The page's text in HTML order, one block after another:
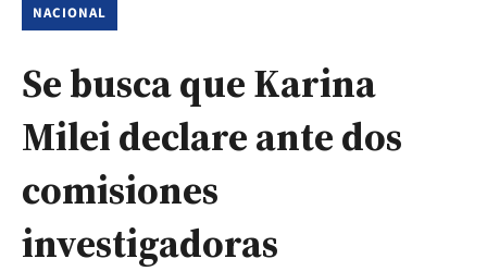
NACIONAL
Se busca que Karina
Milei declare ante dos
comisiones
investigadoras